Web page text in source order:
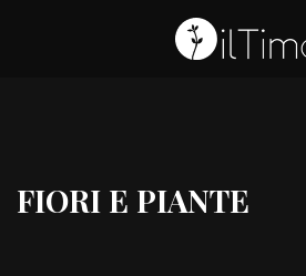
FIORI E PIANTE